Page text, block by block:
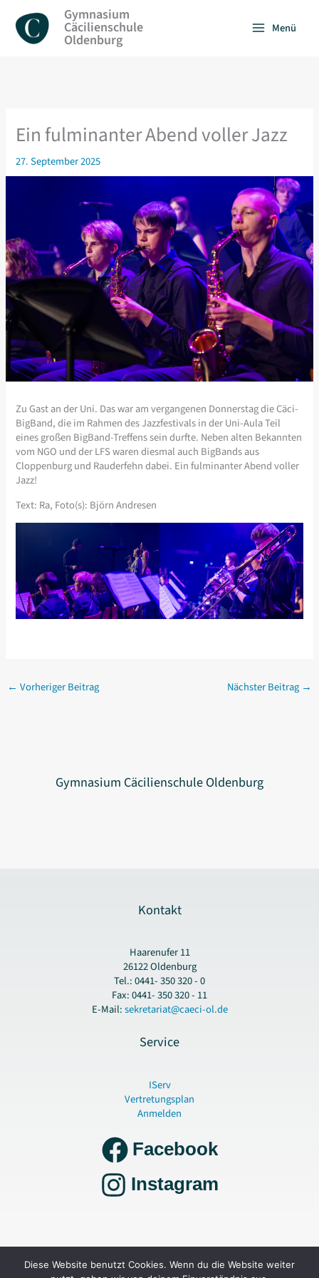
Inhalt
springen
Gymnasium
Cäcilienschule
Oldenburg
Menü
Ein fulminanter Abend voller Jazz
27. September 2025
Zu Gast an der Uni. Das war am vergangenen Donnerstag die Cäci-
BigBand, die im Rahmen des Jazzfestivals in der Uni-Aula Teil
eines großen BigBand-Treffens sein durfte. Neben alten Bekannten
vom NGO und der LFS waren diesmal auch BigBands aus
Cloppenburg und Rauderfehn dabei. Ein fulminanter Abend voller
Jazz!
Text: Ra, Foto(s): Björn Andresen
← Vorheriger Beitrag Nächster Beitrag →
Gymnasium Cäcilienschule Oldenburg
Kontakt
Haarenufer 11
26122 Oldenburg
Tel.: 0441- 350 320 - 0
Fax: 0441- 350 320 - 11
E-Mail:sekretariat@caeci-ol.de
Service
IServ
Vertretungsplan
Anmelden
Facebook
Instagram
Impressum |Erklärung zur Barrierefreiheit
Diese Website benutzt Cookies. Wenn du die Website weiter